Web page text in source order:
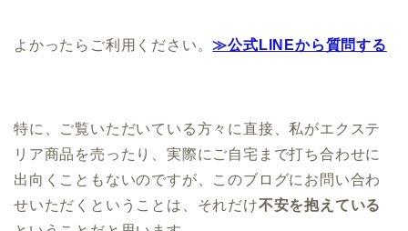
よかったらご利用ください。≫公式LINEから質問する
特に、ご覧いただいている方々に直接、私がエクステ
リア商品を売ったり、実際にご自宅まで打ち合わせに
出向くこともないのですが、このブログにお問い合わ
せいただくということは、それだけ不安を抱えている